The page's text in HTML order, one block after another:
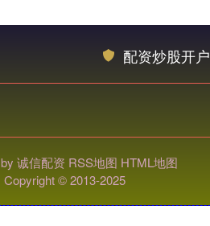
配资炒股开户
诚信配资 RSS地图 HTML地图
Copyright© 2013-2025